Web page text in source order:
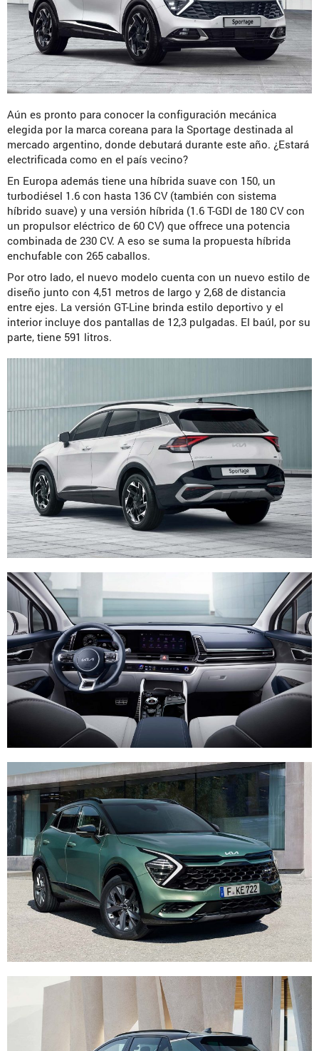
Aún es pronto para conocer la configuración mecánica
elegida por la marca coreana para la Sportage destinada al
mercado argentino, donde debutará durante este año. ¿Estará
electrificada como en el país vecino?
En Europa además tiene una híbrida suave con 150, un
turbodiésel 1.6 con hasta 136 CV (también con sistema
híbrido suave) y una versión híbrida (1.6 T-GDI de 180 CV con
un propulsor eléctrico de 60 CV) que offrece una potencia
combinada de 230 CV. A eso se suma la propuesta híbrida
enchufable con 265 caballos.
Por otro lado, el nuevo modelo cuenta con un nuevo estilo de
diseño junto con 4,51 metros de largo y 2,68 de distancia
entre ejes. La versión GT-Line brinda estilo deportivo y el
interior incluye dos pantallas de 12,3 pulgadas. El baúl, por su
parte, tiene 591 litros.